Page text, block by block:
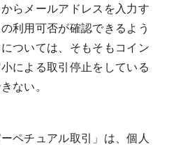
らメールアドレスを入力す
利用可否が確認できるよう
ついては、そもそもコイン
による取引停止をしている
ない。
ペチュアル取引」は、個人